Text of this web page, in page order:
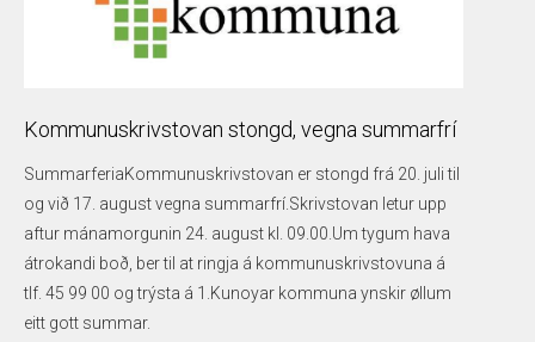
Kommunuskrivstovan stongd, vegna summarfrí
SummarferiaKommunuskrivstovan er stongd frá 20. juli til
og við 17. august vegna summarfrí.Skrivstovan letur upp
aftur mánamorgunin 24. august kl. 09.00.Um tygum hava
átrokandi boð, ber til at ringja á kommunuskrivstovuna á
tlf. 45 99 00 og trýsta á 1.Kunoyar kommuna ynskir øllum
eitt gott summar.